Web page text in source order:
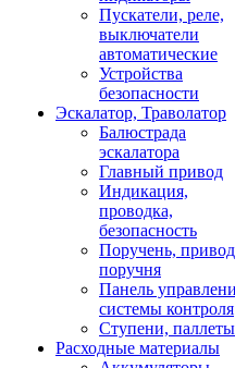
Пускатели, реле,
выключатели
автоматические
Устройства
безопасности
Эскалатор, Траволатор
Балюстрада
эскалатора
Главный привод
Индикация,
проводка,
безопасность
Поручень, привод
поручня
Панель
системы контроля
Ступени, паллеты
Расходные материалы